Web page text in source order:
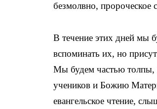
безмолвно,
В течение этих дней мы
вспоминать их, но
Мы будем частью толпы,
учеников и Божию
евангельское чтение,